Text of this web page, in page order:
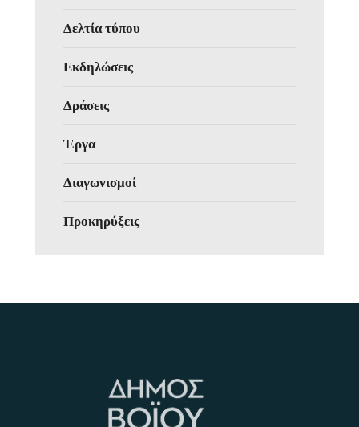
Δελτία τύπου
Εκδηλώσεις
Δράσεις
Έργα
Διαγωνισμοί
Προκηρύξεις